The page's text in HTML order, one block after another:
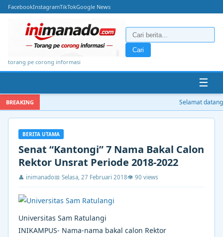
FacebookInstagramTikTokGoogle News
torang pe corong informasi
Cari
☰
BREAKING Selamat datang
BERITA UTAMA
Senat “Kantongi” 7 Nama Bakal Calon
Rektor Unsrat Periode 2018-2022
👤 inimanado📅 Selasa, 27 Februari 2018👁 90 views
Universitas Sam Ratulangi
INIKAMPUS- Nama-nama bakal calon Rektor